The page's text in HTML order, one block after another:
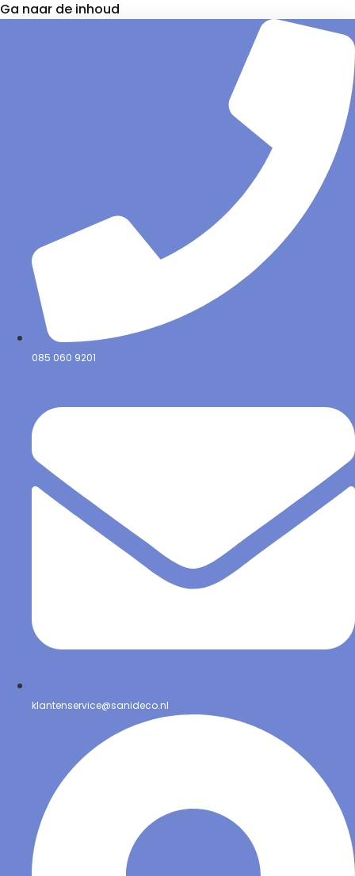
Ga naar de inhoud
085 060 9201
klantenservice@sanideco.nl